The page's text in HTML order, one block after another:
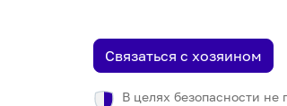
Связаться с хозяином
В целях безопасности не